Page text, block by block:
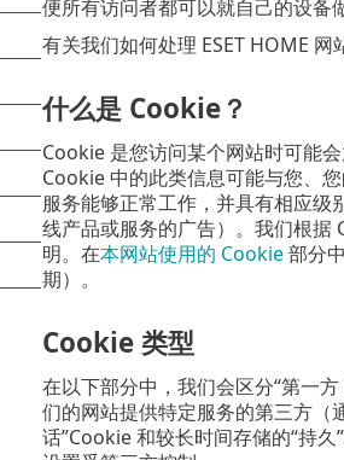
便所有访问者都可以就自己的设备
有关我们如何处理 ESET HOME
什么是 Cookie？
Cookie 是您访问某个网站时可能
Cookie 中的此类信息可能与您、
服务能够正常工作，并具有相应
线产品或服务的广告）。我们根
明。在本网站使用的 Cookie部分
期）。
Cookie 类型
在以下部分中，我们会区分“第一
们的网站提供特定服务的第三方（
话”Cookie 和较长时间存储的“持